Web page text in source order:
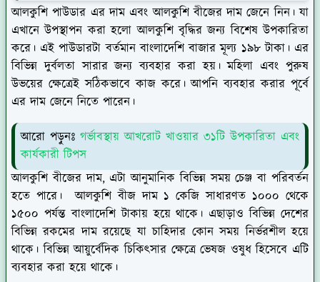
আলকুশি পাউডার এর দাম এবং আলকুশি বীজের দাম জেনে নিন। যা
এখানে উপস্থাপন করা হলো আলকুশি বৃদ্ধির জন্য বিশেষ উপকারিতা
করে। এই পাউডারটা বর্তমান বাংলাদেশি বাজার মূল্য ১৯৮ টাকা। এর
বিভিন্ন দুর্বলতা সারার জন্য ব্যবহার করা হয়। মহিলা এবং পুরুষ
উভয়ের ক্ষেত্রেই সঠিকভাবে কাজ করে। আপনি ব্যবহার করার পূর্বে
এর দাম জেনে নিতে পারেন।
আরো পড়ুনঃ গর্ভাবস্থায় আখরোট খাওয়ার ৩১টি উপকারিতা এবং
কার্যকারী টিপস
আলকুশি বীজের দাম, এটা আনুমানিক বিভিন্ন সময় চেঞ্জ বা পরিবর্তন
হতে পারে। আলকুশি বীজ দাম ১ কেজি সাধারণত ১০০০ থেকে
১৫০০ পর্যন্ত বাংলাদেশি টাকায় হয়ে থাকে। এছাড়াও বিভিন্ন দেশের
বিভিন্ন রকমের দাম রয়েছে যা চাহিদার কোন সময় নির্ভরশীল হয়ে
থাকে। বিভিন্ন আয়ুর্বেদিক চিকিৎসার ক্ষেত্রে ভেষজ ওষুধ হিসেবে এটি
ব্যবহার করা হয়ে থাকে।